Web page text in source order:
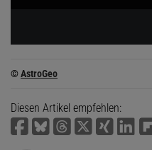
©AstroGeo
Diesen Artikel empfehlen: